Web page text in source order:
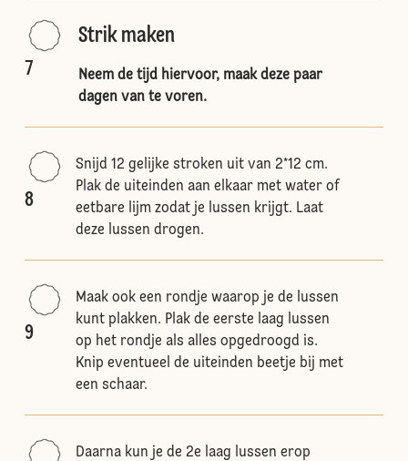
7
Strik maken
Neem de tijd hiervoor, maak deze paar
dagen van te voren.
8
Snijd 12 gelijke stroken uit van 2*12 cm.
Plak de uiteinden aan elkaar met water of
eetbare lijm zodat je lussen krijgt. Laat
deze lussen drogen.
9
Maak ook een rondje waarop je de lussen
kunt plakken. Plak de eerste laag lussen
op het rondje als alles opgedroogd is.
Knip eventueel de uiteinden beetje bij met
een schaar.
Daarna kun je de 2e laag lussen erop